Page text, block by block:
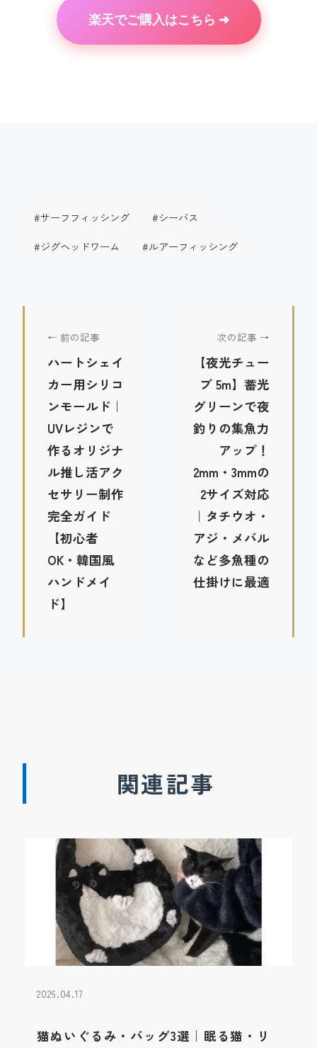
楽天でご購入はこちら ➜
#サーフフィッシング
#シーバス
#ジグヘッドワーム
#ルアーフィッシング
← 前の記事
ハートシェイ
カー用シリコ
ンモールド｜
UVレジンで
作るオリジナ
ル推し活アク
セサリー制作
完全ガイド
【初心者
OK・韓国風
ハンドメイ
ド】
次の記事 →
【夜光チュー
ブ 5m】蓄光
グリーンで夜
釣りの集魚力
アップ！
2mm・3mmの
2サイズ対応
｜タチウオ・
アジ・メバル
など多魚種の
仕掛けに最適
関連記事
2026.04.17
猫ぬいぐるみ・バッグ3選｜眠る猫・リ